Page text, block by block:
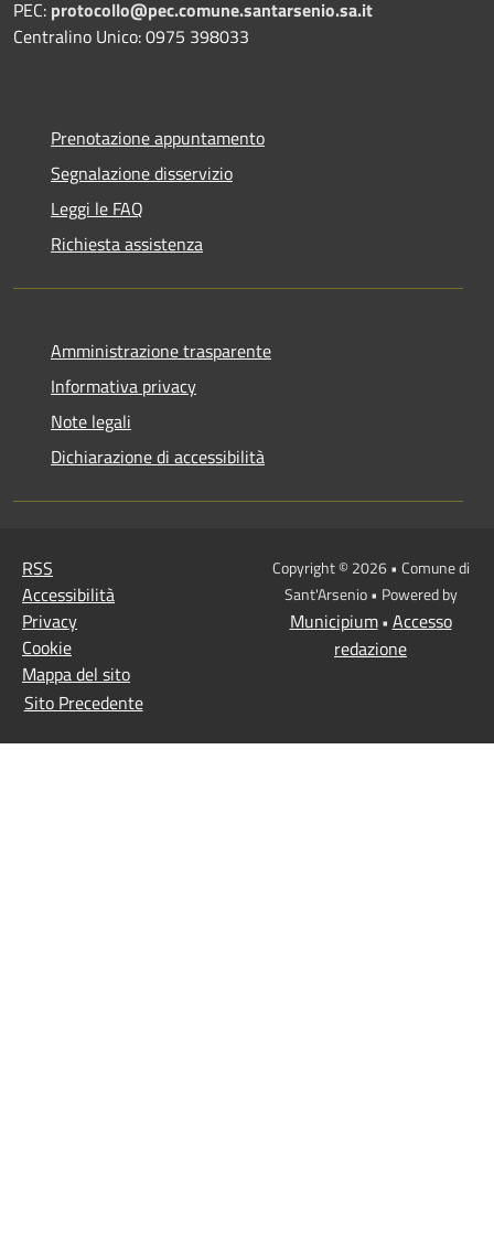
PEC: protocollo@pec.comune.santarsenio.sa.it
Centralino Unico: 0975 398033
Prenotazione appuntamento
Segnalazione disservizio
Leggi le FAQ
Richiesta assistenza
Amministrazione trasparente
Informativa privacy
Note legali
Dichiarazione di accessibilità
RSS
Accessibilità
Privacy
Cookie
Mappa del sito
Sito Precedente
Copyright © 2026 • Comune di
Sant'Arsenio • Powered by
Municipium• Accesso
redazione